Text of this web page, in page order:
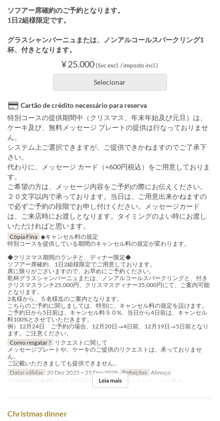
ソフアー席確約のご予約となります。
1日2組様限定です。
グラスシャンパーニュまたは、ノンアルコールスパークリング1
杯、付きとなります。
¥ 25.000 (Svc excl. / imposto incl.)
Selecionar
Cartão de crédito necessário para reserva
特別コースの提供期間中（クリスマス、年末年始及び元旦）は、
ケーキ及び、無料メッセージ プレートの提供は行なっておりませ
ん。
システム上ご選択できますが、ご提供できかねますのでご了承下
さい。
代わりに、メッセージ カード（+600円税込）をご用意しておりま
す。
ご希望の方は、メッセージ内容をご予約の際にお伝えください。
２０文字以内で承っております。当日は、ご用意出来かねますの
で必ずご予約の段階でお申し付けください。メッセージカード
は、ご来店時にお渡しとなります。タイミングのよい時にお渡し
いただければと思います。
Cópia Fina ◆キャンセル料の規定
特別コースを提供している期間のキャンセル料の規定が変わります。
◆クリスマス期間のランチと、ディナー限定◆
ソフアー席確約、1日2組様限定でご用意しております。
席に限りがございますので、お早めにご予約ください。
乾杯グラスシャンパーニュまたは、ノンアルコールスパークリングと、付き
クリスマスランチ25,000円、クリスマスディナー35,000円にて、ご案内可能
となります。
2名様から、５名様迄のご案内となります。
こちらのご予約に関しましては、特別に、キャンセル料の規定を設けます。
ご予約日から5日前は、キャンセル料５０%、当日から4日前は、キャンセル
料100%とさせていただきます。
例）12月24日 ご予約の場合、12月20日→4日前、12月19日→5日前となり
ます。ご注意ください。
Como resgatar ?
リクエストに関して
メッセージプレートや、ケーキのご提供のリクエストは、承っておりませ
ん。
ご記載いただきましても提供できません。
Datas válidas 20 Dez 2025 ~ 25 Dez 2025 Refeições Almoço
Limite de pedido
2 ~ 5 Categoria de Assento レストランのご予約
Leia mais
Christmas dinner